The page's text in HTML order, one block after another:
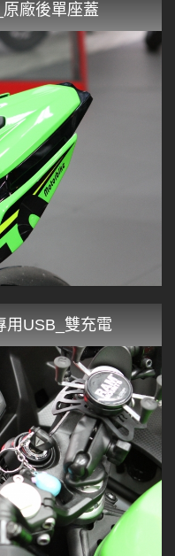
廠後單座蓋
用USB_雙充電